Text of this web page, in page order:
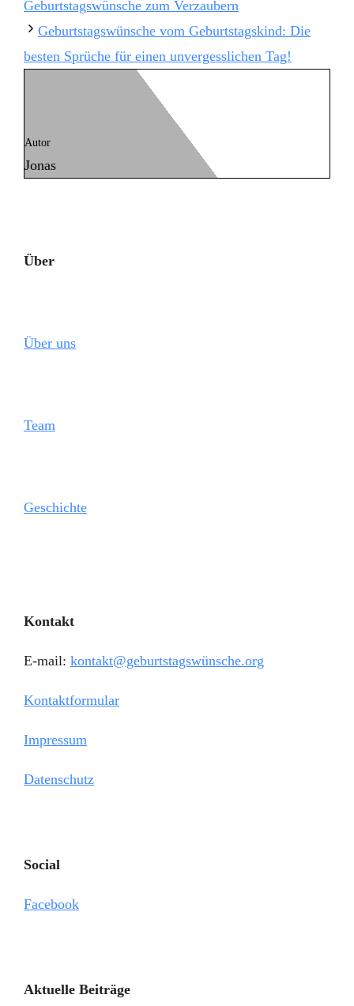
Geburtstagswünsche zum Verzaubern
Geburtstagswünsche vom Geburtstagskind: Die
besten Sprüche für einen unvergesslichen Tag!
Autor
Jonas
Über
Über uns
Team
Geschichte
Kontakt
E-mail: kontakt@geburtstagswünsche.org
Kontaktformular
Impressum
Datenschutz
Social
Facebook
Aktuelle Beiträge